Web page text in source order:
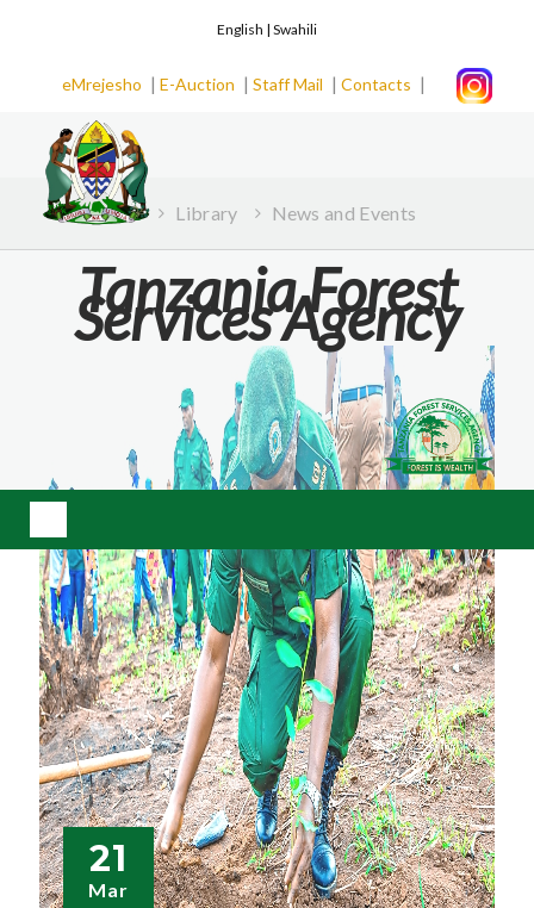
English | Swahili
eMrejesho | E-Auction | Staff Mail | Contacts |
Tanzania Forest
Services Agency
Home Library News and Events
21
Mar